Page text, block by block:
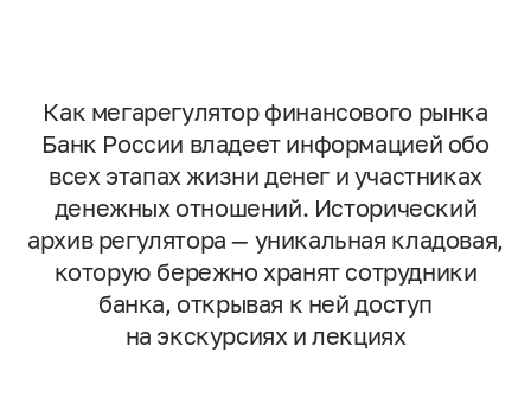
Как мегарегулятор финансового рынка
Банк России владеет информацией обо
всех этапах жизни денег и участниках
денежных отношений. Исторический
архив регулятора — уникальная кладовая,
которую бережно хранят сотрудники
банка, открывая к ней доступ
на экскурсиях и лекциях